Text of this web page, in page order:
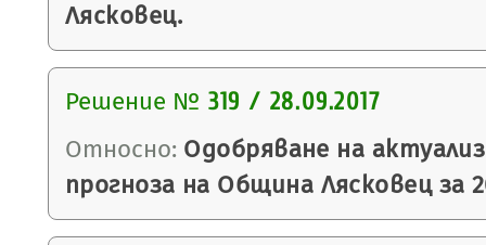
Лясковец.
Решение № 319 / 28.09.2017
Относно: Одобряване на
прогноза на Община Лясковец за